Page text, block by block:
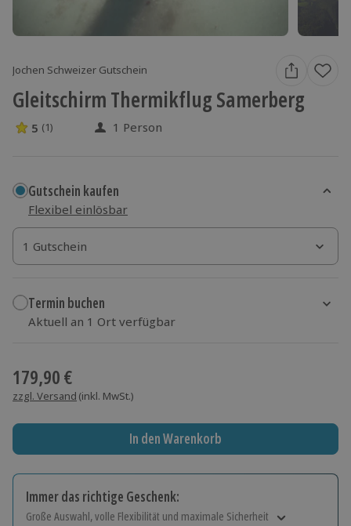
Jochen Schweizer Gutschein
Gleitschirm Thermikflug Samerberg
5 Sterne von 5 aus 1 Bewertungen
5 (1) 1 Person
Gutschein kaufen
Flexibel einlösbar
1 Gutschein
1 Gutschein
1 Gutschein
Termin buchen
Aktuell an 1 Ort verfügbar
179,90 €
zzgl. Versand (inkl. MwSt.)
In den Warenkorb
Immer das richtige Geschenk:
Große Auswahl, volle Flexibilität und maximale Sicherheit